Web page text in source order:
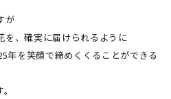
が
を、確実に届けられるように
年を笑顔で締めくくることができる